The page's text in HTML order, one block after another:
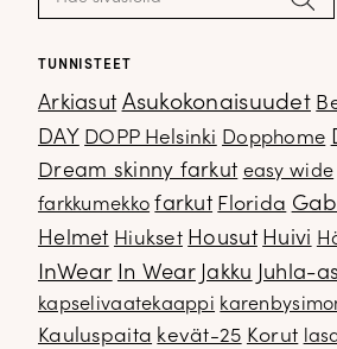
TUNNISTEET
Arkiasut Asukokonaisuudet
DAY DOPP Helsinki Dopphome
Dream skinny farkut easy wide
farkkumekko farkut Florida
Helmet Hiukset Housut Huivi
InWear In Wear Jakku Juhla-
kapselivaatekaappi
Kauluspaita kevät-25 Korut